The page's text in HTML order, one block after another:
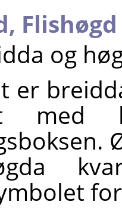
Flishøgd
og
er
med